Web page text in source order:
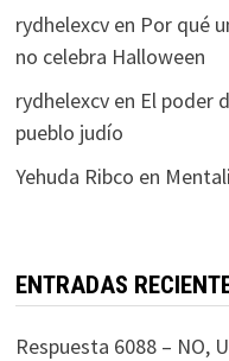
rydhelexcven Por qué
no celebra Halloween
rydhelexcven El poder
pueblo judío
Yehuda Ribco en
ENTRADAS
Respuesta 6088 – NO,